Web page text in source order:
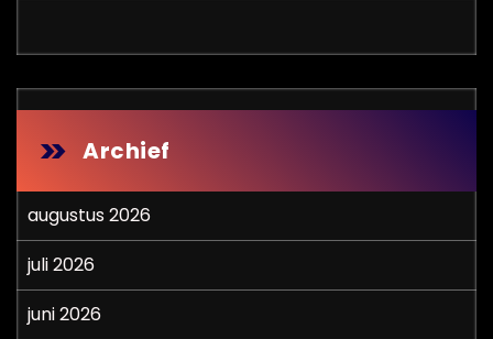
Archief
augustus 2026
juli 2026
juni 2026